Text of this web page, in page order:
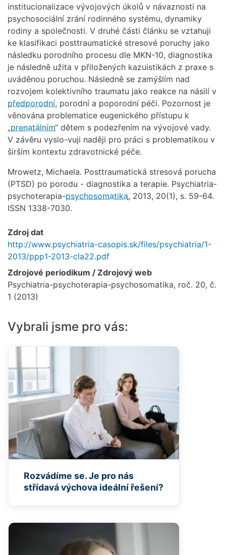
institucionalizace vývojových úkolů v návaznosti na
psychosociální zrání rodinného systému, dynamiky
rodiny a společnosti. V druhé části článku se vztahuji
ke klasifikaci posttraumatické stresové poruchy jako
následku porodního procesu dle MKN-10, diagnostika
je následně užita v přiložených kazuistikách z praxe s
uváděnou poruchou. Následně se zamýšlím nad
rozvojem kolektivního traumatu jako reakce na násilí v
předporodní, porodní a poporodní péči. Pozornost je
věnována problematice eugenického přístupu k
„prenatálním“ dětem s podezřením na vývojové vady.
V závěru vyslo-vuji naději pro práci s problematikou v
širším kontextu zdravotnické péče.
Mrowetz, Michaela. Posttraumatická stresová porucha
(PTSD) po porodu - diagnostika a terapie. Psychiatria-
psychoterapia-psychosomatika, 2013, 20(1), s. 59-64.
ISSN 1338-7030.
Zdroj dat
http://www.psychiatria-casopis.sk/files/psychiatria/1-
2013/ppp1-2013-cla22.pdf
Zdrojové periodikum / Zdrojový web
Psychiatria-psychoterapia-psychosomatika, roč. 20, č.
1 (2013)
Vybrali jsme pro vás:
Rozvádíme se. Je pro nás
střídavá výchova ideální řešení?